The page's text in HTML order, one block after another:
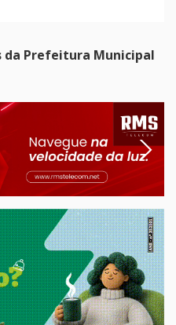
da Prefeitura Municipal
Next